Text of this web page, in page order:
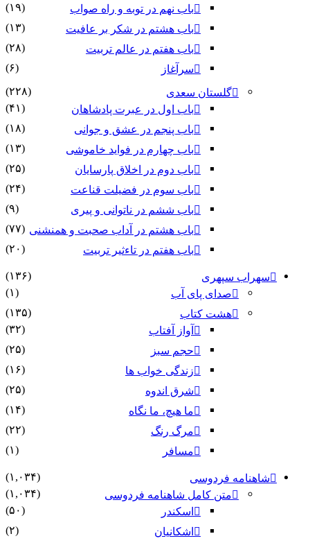
باب نهم در توبه و راه صواب
(۱۹)
باب هشتم در شکر بر عافیت
(۱۳)
باب هفتم در عالم تربیت
(۲۸)
سرآغاز
(۶)
گلستان سعدی
(۲۲۸)
باب اول در عبرت پادشاهان
(۴۱)
باب پنجم در عشق و جوانى
(۱۸)
باب چهارم در فواید خاموشى
(۱۳)
باب دوم در اخلاق پارسایان
(۲۵)
باب سوم در فضیلت قناعت
(۲۴)
باب ششم در ناتوانى و پیرى
(۹)
باب هشتم در آداب صحبت و همنشنى (۷۷)
باب هفتم در تاءثیر تربیت
(۲۰)
سهراب سپهری
(۱۳۶)
صدای پای آب
(۱)
هشت کتاب
(۱۳۵)
آواز آفتاب
(۳۲)
حجم سبز
(۲۵)
زندگی خواب ها
(۱۶)
شرق اندوه
(۲۵)
ما هیچ، ما نگاه
(۱۴)
مرگ رنگ
(۲۲)
مسافر
(۱)
شاهنامه فردوسی
(۱,۰۳۴)
متن کامل شاهنامه فردوسی
(۱,۰۳۴)
اسکندر
(۵۰)
اشکانیان
(۲)